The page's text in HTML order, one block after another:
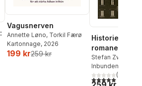
röster:
Vagusnerven
Annette Løno, Torkil Færø
Kartonnage, 2026
199 kr259 kr
Historier i
romaner och
kortromaner
1942
Stefan Zweig
Inbunden
5,0utav 5(